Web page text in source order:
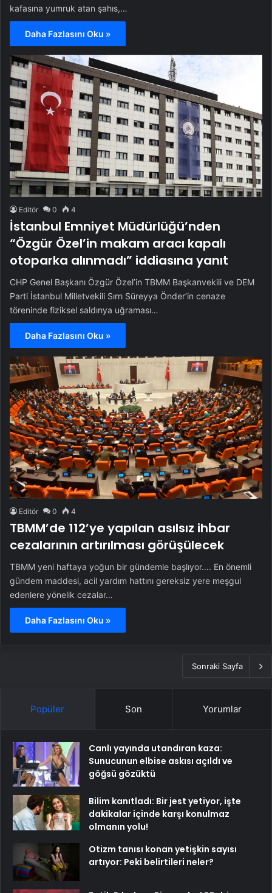
kafasına yumruk atan şahıs,…
Daha Fazlasını Oku »
Editör 0 4
İstanbul Emniyet Müdürlüğü’nden
“Özgür Özel’in makam aracı kapalı
otoparka alınmadı” iddiasına yanıt
CHP Genel Başkanı Özgür Özel’in TBMM Başkanvekili ve DEM
Parti İstanbul Milletvekili Sırrı Süreyya Önder’in cenaze
töreninde fiziksel saldırıya uğraması…
Daha Fazlasını Oku »
Editör 0 4
TBMM’de 112’ye yapılan asılsız ihbar
cezalarının artırılması görüşülecek
TBMM yeni haftaya yoğun bir gündemle başlıyor…. En önemli
gündem maddesi, acil yardım hattını gereksiz yere meşgul
edenlere yönelik cezalar…
Daha Fazlasını Oku »
Sonraki Sayfa
Popüler Son Yorumlar
Canlı yayında utandıran kaza:
Sunucunun elbise askısı açıldı ve
göğsü gözüktü
Bilim kanıtladı: Bir jest yetiyor, işte
dakikalar içinde karşı konulmaz
olmanın yolu!
Otizm tanısı konan yetişkin sayısı
artıyor: Peki belirtileri neler?